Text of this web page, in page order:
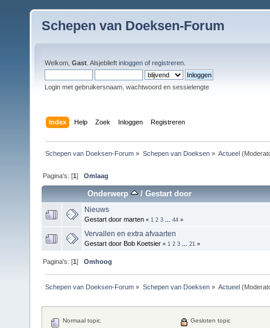
Schepen van Doeksen-Forum
Welkom, Gast . Alsjeblieft inloggen of registreren
Login met gebruikersnaam, wachtwoord en sessielengte
Index Help Zoek Inloggen Registreren
Schepen van Doeksen-Forum » Schepen van Doeksen» Actueel
Pagina's: [1]Omlaag
Onderwerp /Gestart door
Nieuws
Gestart door marten « 1 2 3 44 »
Vervallen en extra afvaarten
Gestart door Bob Koetsier « 1 2 3 21 »
Pagina's: [1]Omhoog
Schepen van Doeksen-Forum » Schepen van Doeksen» Actueel
Normaal topic
Gesloten topic